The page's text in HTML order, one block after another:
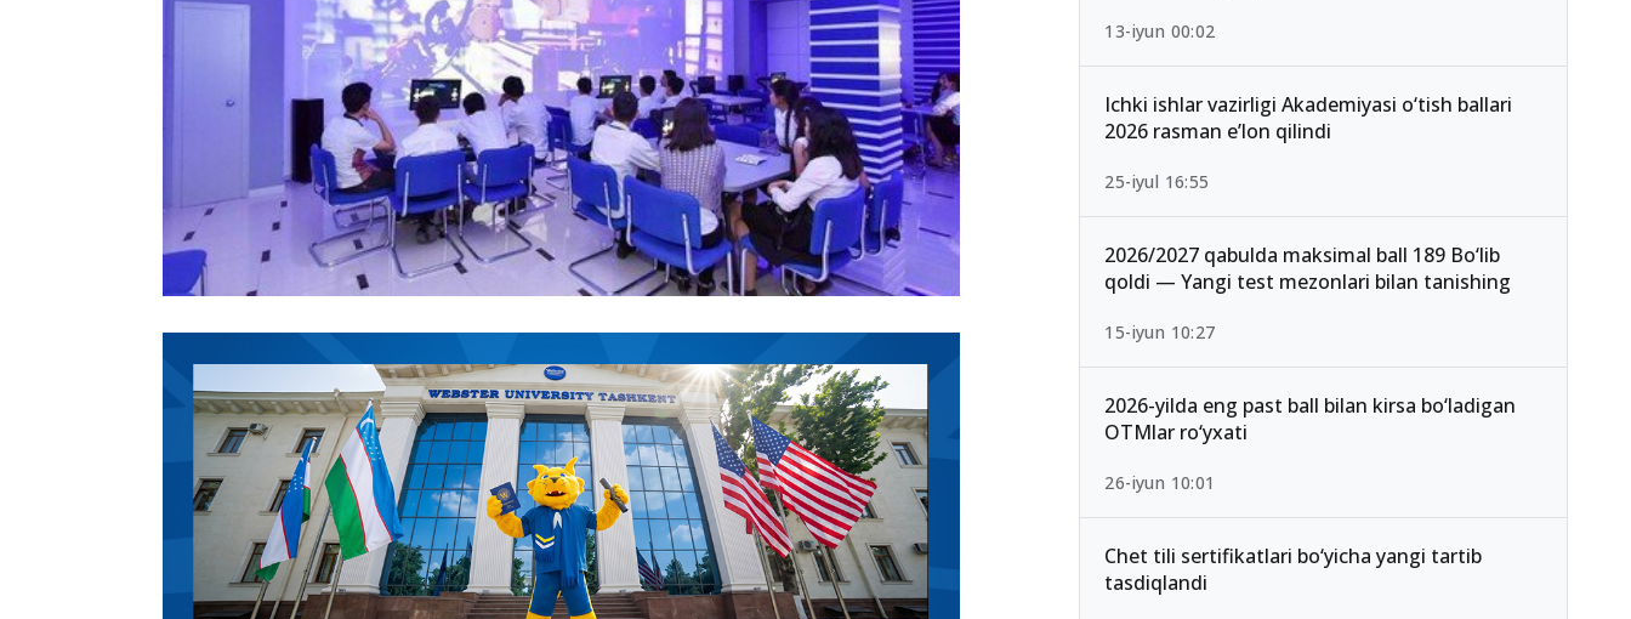
13-iyun 00:02
Ichki ishlar vazirligi Akademiyasi o‘tish ballari
2026 rasman e’lon qilindi
25-iyul 16:55
2026/2027 qabulda maksimal ball 189 Bo‘lib
qoldi — Yangi test mezonlari bilan tanishing
15-iyun 10:27
2026-yilda eng past ball bilan kirsa bo‘ladigan
OTMlar ro‘yxati
26-iyun 10:01
Chet tili sertifikatlari bo‘yicha yangi tartib
tasdiqlandi